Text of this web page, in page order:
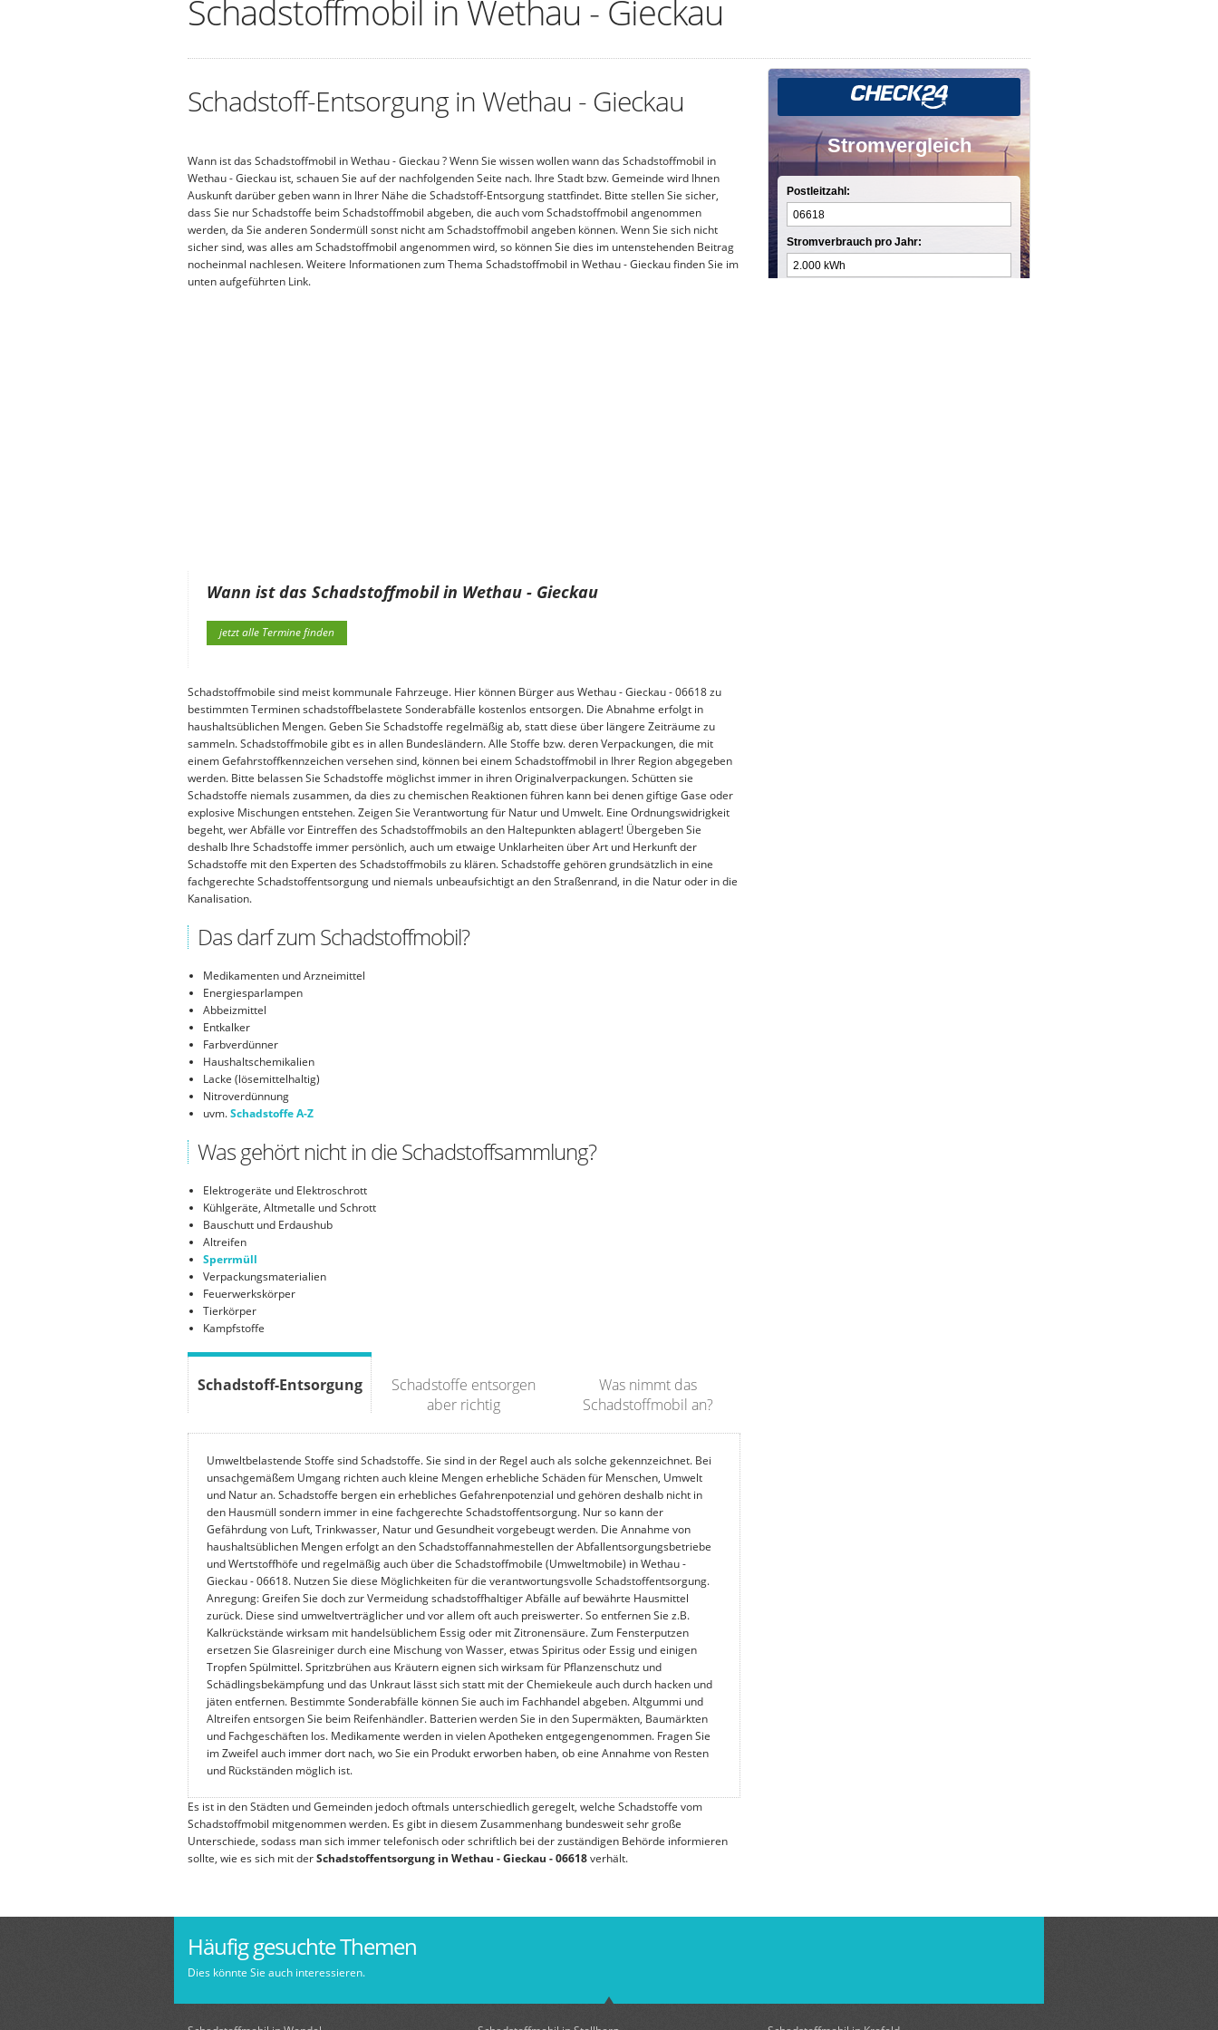
Schadstoffmobil in Wethau - Gieckau
Schadstoff-Entsorgung in Wethau - Gieckau
Wann ist das Schadstoffmobil in Wethau - Gieckau ? Wenn Sie wissen wollen wann das Schadstoffmobil in
Wethau - Gieckau ist, schauen Sie auf der nachfolgenden Seite nach. Ihre Stadt bzw. Gemeinde wird Ihnen
Auskunft darüber geben wann in Ihrer Nähe die Schadstoff-Entsorgung stattfindet. Bitte stellen Sie sicher,
dass Sie nur Schadstoffe beim Schadstoffmobil abgeben, die auch vom Schadstoffmobil angenommen
werden, da Sie anderen Sondermüll sonst nicht am Schadstoffmobil angeben können. Wenn Sie sich nicht
sicher sind, was alles am Schadstoffmobil angenommen wird, so können Sie dies im untenstehenden Beitrag
nocheinmal nachlesen. Weitere Informationen zum Thema Schadstoffmobil in Wethau - Gieckau finden Sie im
unten aufgeführten Link.
Wann ist das Schadstoffmobil in Wethau - Gieckau
jetzt alle Termine finden
Schadstoffmobile sind meist kommunale Fahrzeuge. Hier können Bürger aus Wethau - Gieckau - 06618 zu
bestimmten Terminen schadstoffbelastete Sonderabfälle kostenlos entsorgen. Die Abnahme erfolgt in
haushaltsüblichen Mengen. Geben Sie Schadstoffe regelmäßig ab, statt diese über längere Zeiträume zu
sammeln. Schadstoffmobile gibt es in allen Bundesländern. Alle Stoffe bzw. deren Verpackungen, die mit
einem Gefahrstoffkennzeichen versehen sind, können bei einem Schadstoffmobil in Ihrer Region abgegeben
werden. Bitte belassen Sie Schadstoffe möglichst immer in ihren Originalverpackungen. Schütten sie
Schadstoffe niemals zusammen, da dies zu chemischen Reaktionen führen kann bei denen giftige Gase oder
explosive Mischungen entstehen. Zeigen Sie Verantwortung für Natur und Umwelt. Eine Ordnungswidrigkeit
begeht, wer Abfälle vor Eintreffen des Schadstoffmobils an den Haltepunkten ablagert! Übergeben Sie
deshalb Ihre Schadstoffe immer persönlich, auch um etwaige Unklarheiten über Art und Herkunft der
Schadstoffe mit den Experten des Schadstoffmobils zu klären. Schadstoffe gehören grundsätzlich in eine
fachgerechte Schadstoffentsorgung und niemals unbeaufsichtigt an den Straßenrand, in die Natur oder in die
Kanalisation.
Das darf zum Schadstoffmobil?
Medikamenten und Arzneimittel
Energiesparlampen
Abbeizmittel
Entkalker
Farbverdünner
Haushaltschemikalien
Lacke (lösemittelhaltig)
Nitroverdünnung
uvm.Schadstoffe A-Z
Was gehört nicht in die Schadstoffsammlung?
Elektrogeräte und Elektroschrott
Kühlgeräte, Altmetalle und Schrott
Bauschutt und Erdaushub
Altreifen
Sperrmüll
Verpackungsmaterialien
Feuerwerkskörper
Tierkörper
Kampfstoffe
Schadstoff-Entsorgung
Schadstoffe entsorgen
aber richtig
Was nimmt das
Schadstoffmobil an?
Umweltbelastende Stoffe sind Schadstoffe. Sie sind in der Regel auch als solche gekennzeichnet. Bei
unsachgemäßem Umgang richten auch kleine Mengen erhebliche Schäden für Menschen, Umwelt
und Natur an. Schadstoffe bergen ein erhebliches Gefahrenpotenzial und gehören deshalb nicht in
den Hausmüll sondern immer in eine fachgerechte Schadstoffentsorgung. Nur so kann der
Gefährdung von Luft, Trinkwasser, Natur und Gesundheit vorgebeugt werden. Die Annahme von
haushaltsüblichen Mengen erfolgt an den Schadstoffannahmestellen der Abfallentsorgungsbetriebe
und Wertstoffhöfe und regelmäßig auch über die Schadstoffmobile (Umweltmobile) in Wethau -
Gieckau - 06618. Nutzen Sie diese Möglichkeiten für die verantwortungsvolle Schadstoffentsorgung.
Anregung: Greifen Sie doch zur Vermeidung schadstoffhaltiger Abfälle auf bewährte Hausmittel
zurück. Diese sind umweltverträglicher und vor allem oft auch preiswerter. So entfernen Sie z.B.
Kalkrückstände wirksam mit handelsüblichem Essig oder mit Zitronensäure. Zum Fensterputzen
ersetzen Sie Glasreiniger durch eine Mischung von Wasser, etwas Spiritus oder Essig und einigen
Tropfen Spülmittel. Spritzbrühen aus Kräutern eignen sich wirksam für Pflanzenschutz und
Schädlingsbekämpfung und das Unkraut lässt sich statt mit der Chemiekeule auch durch hacken und
jäten entfernen. Bestimmte Sonderabfälle können Sie auch im Fachhandel abgeben. Altgummi und
Altreifen entsorgen Sie beim Reifenhändler. Batterien werden Sie in den Supermäkten, Baumärkten
und Fachgeschäften los. Medikamente werden in vielen Apotheken entgegengenommen. Fragen Sie
im Zweifel auch immer dort nach, wo Sie ein Produkt erworben haben, ob eine Annahme von Resten
und Rückständen möglich ist.
Es ist in den Städten und Gemeinden jedoch oftmals unterschiedlich geregelt, welche Schadstoffe vom
Schadstoffmobil mitgenommen werden. Es gibt in diesem Zusammenhang bundesweit sehr große
Unterschiede, sodass man sich immer telefonisch oder schriftlich bei der zuständigen Behörde informieren
sollte, wie es sich mit derSchadstoffentsorgung in Wethau - Gieckau - 06618verhält.
Stromvergleich
Postleitzahl:
Stromverbrauch pro Jahr:
Häufig gesuchte Themen
Dies könnte Sie auch interessieren.